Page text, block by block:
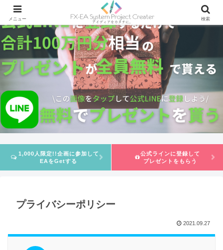
1,000人限定!!企画に参加して
EAをGetする
公式ラインに登録して
プレゼントをもらう
プライバシーポリシー
2021.09.27
メニュー 検索